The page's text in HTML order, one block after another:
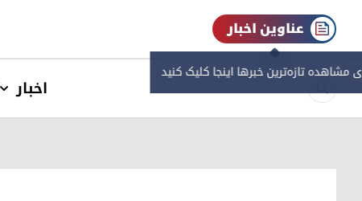
عناوین اخبار
مشاهده‌ تازه‌ترین خبرها اینجا کلیک کنید
اخبار